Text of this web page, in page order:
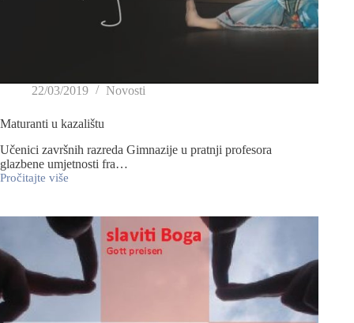
22/03/2019 Novosti
Maturanti u kazalištu
Učenici završnih razreda Gimnazije u pratnji profesora
glazbene umjetnosti fra…
Pročitajte više